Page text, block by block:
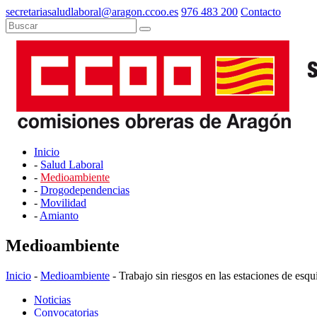
secretariasaludlaboral@aragon.ccoo.es 976 483 200 Contacto
Inicio
- Salud Laboral
- Medioambiente
- Drogodependencias
- Movilidad
- Amianto
Medioambiente
Inicio - Medioambiente - Trabajo sin riesgos en las estaciones de
Noticias
Convocatorias